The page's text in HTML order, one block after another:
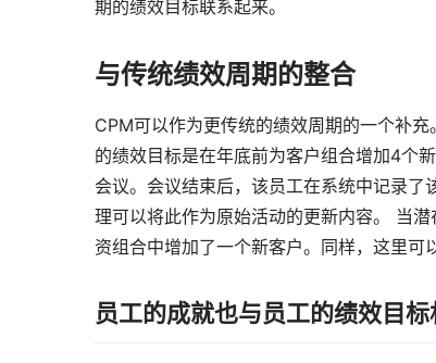
期的绩效目标联系起来。
与传统绩效周期的整合
CPM可以作为更传统的绩效周期的一个补
的绩效目标是在年底前为客户组合增加4个
会议。会议结束后，该员工在系统中记录
理可以将此作为原始活动的更新内容。 当
资组合中增加了一个新客户。同样，这里可
员工的成就也与员工的绩效目标